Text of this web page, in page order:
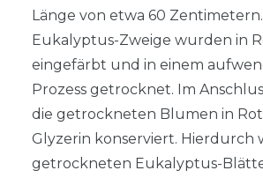
Länge von etwa 60
Eukalyptus-Zweige wurden in
eingefärbt und in einem
Prozess getrocknet. Im
die getrockneten Blumen in
Glyzerin konserviert. Hierdurch
getrockneten Eukalyptus-